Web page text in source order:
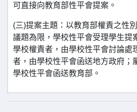
可直接向教育部性平會提案。
(三)提案主題：以教育部權責之性
議題為限，學校性平會受理學生提
學校權責者，由學校性平會討論處
者，由學校性平會函送地方政府；
學校性平會函送教育部。